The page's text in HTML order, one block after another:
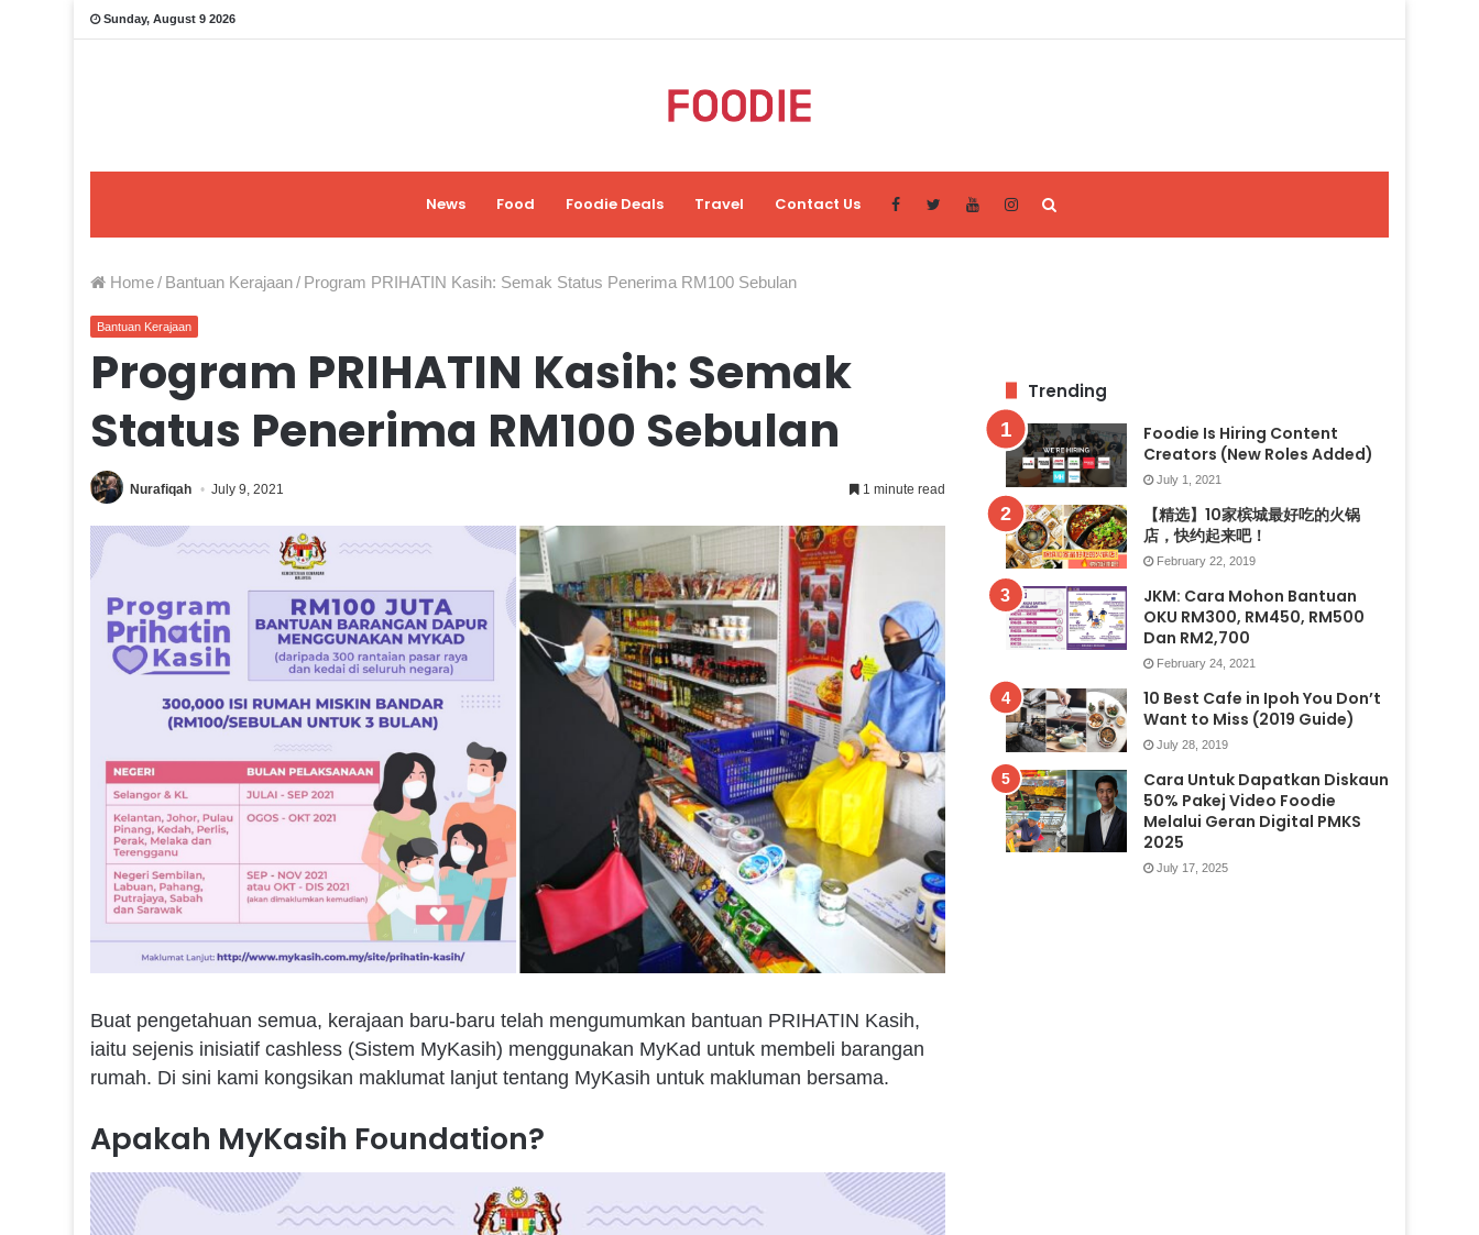
Sunday, August 9 2026
News Food Foodie Deals Travel Contact Us
Home/ Bantuan Kerajaan/ Program PRIHATIN Kasih: Semak Status Penerima RM100 Sebulan
Bantuan Kerajaan
Program PRIHATIN Kasih: Semak
Status Penerima RM100 Sebulan
Nurafiqah July 9, 2021 1 minute read
Buat pengetahuan semua, kerajaan baru-baru telah mengumumkan bantuan PRIHATIN Kasih,
iaitu sejenis inisiatif cashless (Sistem MyKasih) menggunakan MyKad untuk membeli barangan
rumah. Di sini kami kongsikan maklumat lanjut tentang MyKasih untuk makluman bersama.
Apakah MyKasih Foundation?
Trending
Foodie Is Hiring Content
Creators (New Roles Added)
July 1, 2021
【精选】10家槟城最好吃的火锅
店，快约起来吧！
February 22, 2019
JKM: Cara Mohon Bantuan
OKU RM300, RM450, RM500
Dan RM2,700
February 24, 2021
10 Best Cafe in Ipoh You Don’t
Want to Miss (2019 Guide)
July 28, 2019
Cara Untuk Dapatkan Diskaun
50% Pakej Video Foodie
Melalui Geran Digital PMKS
2025
July 17, 2025